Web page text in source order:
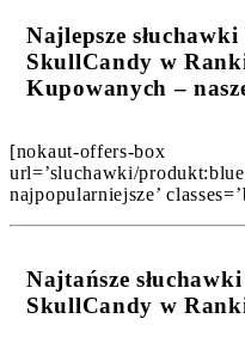
Najlepsze
SkullCandy w
Kupowanych –
[nokaut-offers-
url=’sluchawki/
najpopularniejsze’
Najtańsze
SkullCandy w